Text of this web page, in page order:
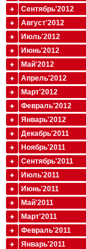
Сентябрь'2012
Август'2012
Июль'2012
Июнь'2012
Май'2012
Апрель'2012
Март'2012
Февраль'2012
Январь'2012
Декабрь'2011
Ноябрь'2011
Сентябрь'2011
Июль'2011
Июнь'2011
Май'2011
Март'2011
Февраль'2011
Январь'2011